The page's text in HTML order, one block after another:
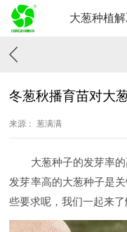
大葱种植
冬葱秋播育苗对大
来源： 葱满满
大葱种子的发芽率
发芽率高的大葱种子是
些要求呢，我们一起来了